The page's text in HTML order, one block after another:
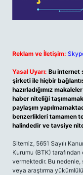
Reklam ve İletişim:
Yasal Uyarı: Bu internet
şirketi ile hiçbir
hazırladığımız
haber niteliği
paylaşım
benzerlikleri tamamen
halindedir ve tavsiye
Sitemiz, 5651 Sayılı
Kurumu (BTK)
vermektedir. Bu
veya araştırma